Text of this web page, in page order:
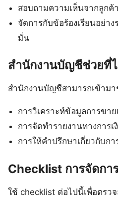
สอบถามความเห็นจากลูกค้
จัดการกับข้อร้องเรียนอย่าง
มั่น
สำนักงานบัญชีช่วยที่
สำนักงานบัญชีสามารถเข้าม
การวิเคราะห์ข้อมูลการขาย
การจัดทำรายงานทางการ
การให้คำปรึกษาเกี่ยวกับก
Checklist การจัดก
ใช้ checklist ต่อไปนี้เพื่อตรว